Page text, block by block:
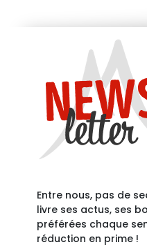
Entre nous, pas de
livre ses actus, ses
préférées chaque
réduction en prime !